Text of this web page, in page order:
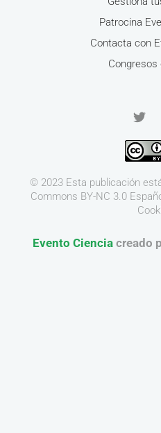
Patrocina
Contacta con
© 2023 Esta publicación
Commons BY-NC 3.0
Evento Cienciacreado